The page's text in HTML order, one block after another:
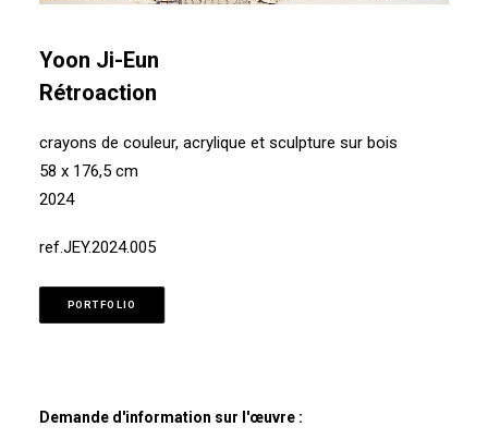
Yoon Ji-Eun
Rétroaction
crayons de couleur, acrylique et sculpture sur bois
58 x 176,5 cm
2024
ref.JEY.2024.005
PORTFOLIO
Demande d'information sur l'œuvre :